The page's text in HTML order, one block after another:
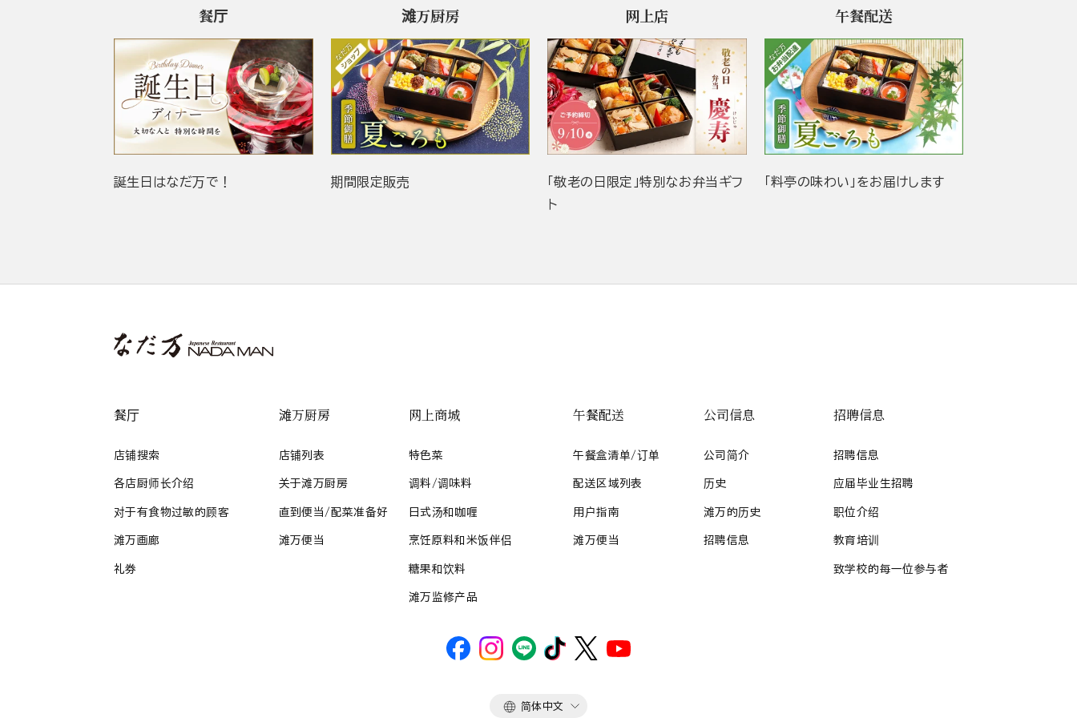
餐厅
誕生日はなだ万で！
滩万厨房
期間限定販売
网上店
「敬老の日限定」特別なお弁当ギフ
ト
午餐配送
「料亭の味わい」をお届けします
餐厅
店铺搜索
各店厨师长介绍
对于有食物过敏的顾客
滩万画廊
礼券
滩万厨房
店铺列表
关于滩万厨房
直到便当/配菜准备好
滩万便当
网上商城
特色菜
调料/调味料
日式汤和咖喱
烹饪原料和米饭伴侣
糖果和饮料
滩万监修产品
午餐配送
午餐盒清单/订单
配送区域列表
用户指南
滩万便当
公司信息
公司简介
历史
滩万的历史
招聘信息
招聘信息
招聘信息
应届毕业生招聘
职位介绍
教育培训
致学校的每一位参与者
语 简体中文